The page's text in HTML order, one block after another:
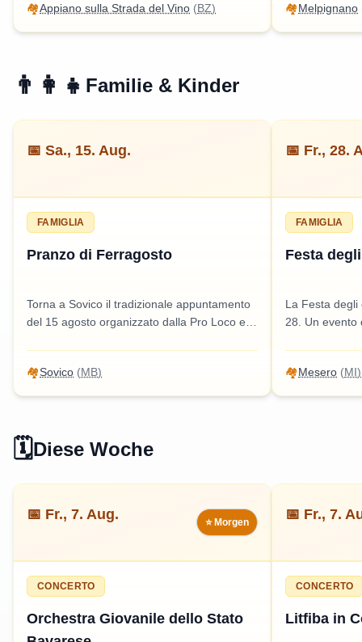
straordinarie.
🏘️Appiano sulla Strada del Vino (BZ)
🏘️Melpignano
👨‍👩‍👧 Familie & Kinder
📅 Sa., 15. Aug.
FAMIGLIA
Pranzo di Ferragosto
Torna a Sovico il tradizionale appuntamento
del 15 agosto organizzato dalla Pro Loco e
tutti.
🏘️Sovico (MB)
📅 Fr., 28.
FAMIGLIA
Festa
La Festa
28. Un evento
🏘️Mesero (MI)
🗓️Diese Woche
📅 Fr., 7. Aug. ⭐ Morgen
CONCERTO
Orchestra Giovanile dello Stato
📅 Fr., 7.
CONCERTO
Litfiba in